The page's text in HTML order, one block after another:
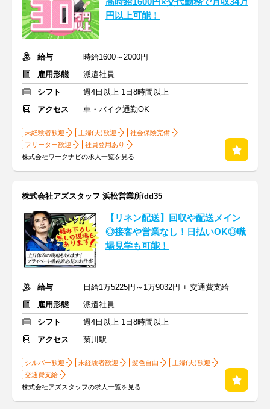
円以上可能！
給与
時給1600～2000円
雇用形態
派遣社員
シフト
週4日以上 1日8時間以上
アクセス
車・バイク通勤OK
未経験者歓迎 主婦(夫)歓迎
社会保険完備
フリーター歓迎
社員登用あり
株式会社ワークナビの求人一覧を見る
株式会社アズスタッフ 浜松営業所/dd35
【リネン配送】回収や配送メイン
◎接客や営業なし！日払いOK◎職
場見学も可能！
給与
日給1万5225円～1万9032円 + 交通費支給
雇用形態
派遣社員
シフト
週4日以上 1日8時間以上
アクセス
菊川駅
シルバー歓迎 未経験者歓迎 髪色自由
主婦(夫)歓迎
交通費支給
株式会社アズスタッフの求人一覧を見る